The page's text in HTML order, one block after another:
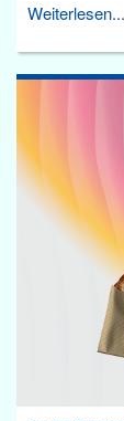
Weiterlesen...